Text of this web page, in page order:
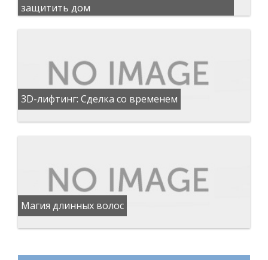
защитить дом
3D-лифтинг: Сделка со временем
Магия длинных волос